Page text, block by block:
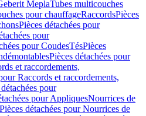
MeplaTubes multicouches
pour chauffageRaccordsPièces
Pièces détachées pour
pour
pour CoudesTésPièces
Pièces détachées pour
et raccordements,
Raccords et raccordements,
pour
pour AppliquesNourrices de
Pièces détachées pour Nourrices de